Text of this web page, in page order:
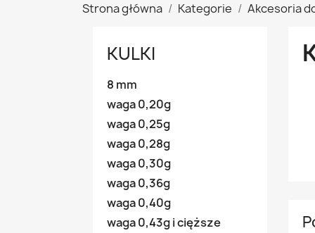
Strona główna Kategorie Akcesoria
KULKI
8 mm
waga 0,20g
waga 0,25g
waga 0,28g
waga 0,30g
waga 0,36g
waga 0,40g
waga 0,43g i cięższe